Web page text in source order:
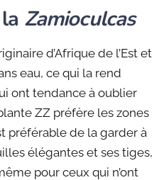
Zamioculcas
d’Afrique de l’Est et
eau, ce qui la rend
ont tendance à oublier
ZZ préfère les zones
préférable de la garder à
élégantes et ses tiges,
pour ceux qui n’ont